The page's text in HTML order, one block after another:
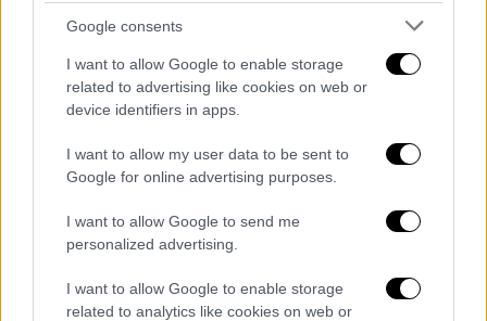
Google consents
I want to allow Google to enable storage
related to advertising like cookies on web or
device identifiers in apps.
I want to allow my user data to be sent to
Google for online advertising purposes.
I want to allow Google to send me
personalized advertising.
I want to allow Google to enable storage
related to analytics like cookies on web or
Τα ασφαλιστικά μέτρα και η συνεπιμέλεια